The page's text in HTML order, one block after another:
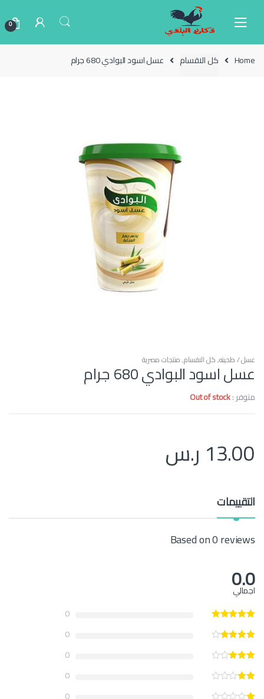
0
Home كل الاقسام عسل اسود البوادي 680 جرام
عسل / طحينه,كل الاقسام,منتجات مصرية
عسل اسود البوادي 680 جرام
متوفر :Out of stock
13.00 ر.س
التقييمات
Based on 0 reviews
0.0
اجمالي
0
0
0
0